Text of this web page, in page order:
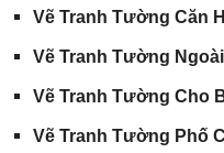
Vẽ Tranh Tường Căn
Vẽ Tranh Tường
Vẽ Tranh Tường Cho
Vẽ Tranh Tường Phố